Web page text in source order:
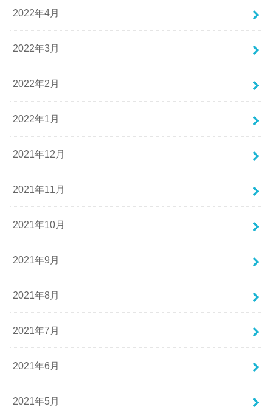
2022年4月
2022年3月
2022年2月
2022年1月
2021年12月
2021年11月
2021年10月
2021年9月
2021年8月
2021年7月
2021年6月
2021年5月